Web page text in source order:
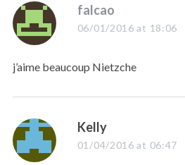
s
a
s
falcao
06/01/2016 at 18:06
j’aime beaucoup Nietzche
s
a
Kelly
01/04/2016 at 06:47